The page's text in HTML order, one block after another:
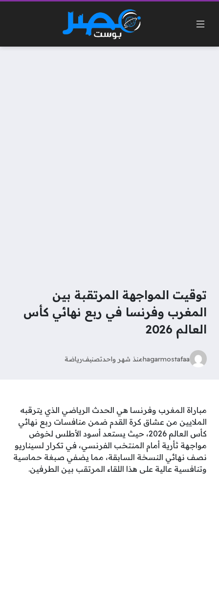
توقيت المواجهة المرتقبة بين
المغرب وفرنسا في ربع نهائي كأس
العالم 2026
hagarmostafaaمنذ شهر واحدتصنيفرياضة
مباراة المغرب وفرنسا هي الحدث الرياضي الذي يترقبه
الملايين من عشاق كرة القدم ضمن منافسات ربع نهائي
كأس العالم 2026، حيث يستعد أسود الأطلس لخوض
مواجهة ثأرية أمام المنتخب الفرنسي، في تكرار لسيناريو
نصف نهائي النسخة السابقة، مما يضفي صبغة حماسية
وتنافسية عالية على هذا اللقاء المرتقب بين الطرفين.